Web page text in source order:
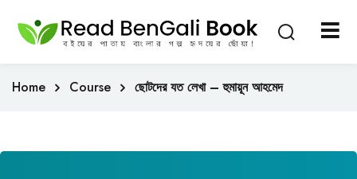
Home Course ছোটদের যত লেখা – হুমায়ূন আহমেদ
Sign in Sign up
Sign in